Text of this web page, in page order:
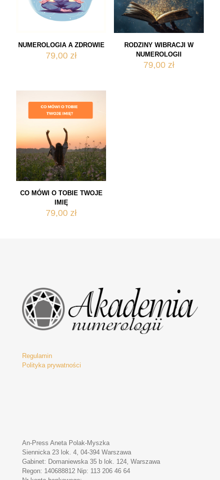
NUMEROLOGIA A ZDROWIE
79,00zł
RODZINY WIBRACJI W
NUMEROLOGII
79,00 zł
CO MÓWI O TOBIE TWOJE
IMIĘ
79,00 zł
Regulamin
Polityka prywatności
An-Press Aneta Polak-Myszka
Siennicka 23 lok. 4, 04-394 Warszawa
Gabinet: Domaniewska 35 b lok. 124, Warszawa
Regon: 140688812 Nip: 113 206 46 64